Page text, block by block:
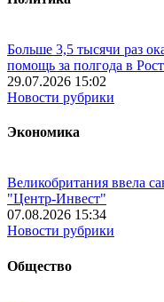
Больше 3,5 тысячи раз
помощь за полгода в
29.07.2026 15:02
Новости рубрики
Экономика
Великобритания ввела
"Центр-Инвест"
07.08.2026 15:34
Новости рубрики
Общество